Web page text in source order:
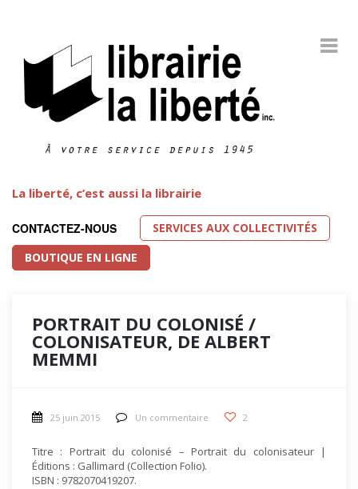
La liberté, c’est aussi la librairie
CONTACTEZ-NOUS
SERVICES AUX COLLECTIVITÉS
BOUTIQUE EN LIGNE
PORTRAIT DU COLONISÉ /
COLONISATEUR, DE ALBERT
MEMMI
25 juin 2015 Un commentaire 2
Titre : Portrait du colonisé – Portrait du colonisateur |
Éditions : Gallimard (Collection Folio).
ISBN : 9782070419207.